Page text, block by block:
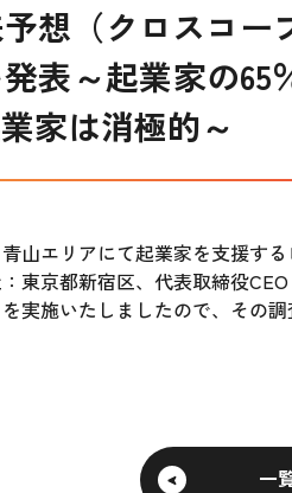
想（クロスコ
表～起業家の
家は消極的～
山エリアにて起業家を支援
東京都新宿区、代表取締役
実施いたしましたので、その調
一